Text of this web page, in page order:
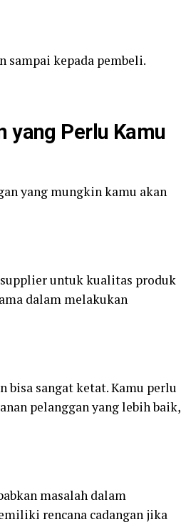
sampai kepada pembeli.
yang Perlu Kamu
yang mungkin kamu akan
untuk kualitas produk
dalam melakukan
bisa sangat ketat. Kamu perlu
pelanggan yang lebih baik,
masalah dalam
rencana cadangan jika